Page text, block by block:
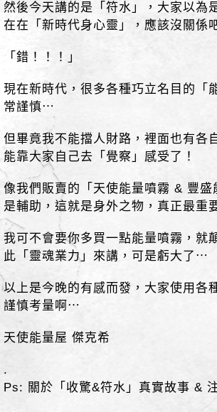
然後今天講的是「符水」，大家以為
在在「新時代身心靈」，應該沒關
「錯！！！」
現在新時代，很多各種巧立名目的「
常謹慎⋯
但畢竟我不能擋人財路，裡面也有各
能靠大家自己去「覺察」感受了！
像我們販賣的「天使能量噴霧 & 豐
是輔助，這就是身外之物，真正最重
我可不會要你多買一點能量噴霧，就
此「靈魂業力」來講，可是虧大了⋯
以上是今晚的有感而發，大家使用各
謹慎考量啊⋯
天使能量屋 傑克希
.
Ps: 關於「收驚&符水」真實故事 &